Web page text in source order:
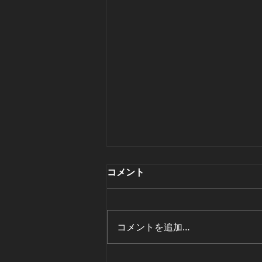
Outlook(classic)の不具合
今月のWindows Update適用後
という不具合が発生しています。
条件① Outlook(classic)でPOP3
を使用するメールを利用してい
コメント
コメントを追加…